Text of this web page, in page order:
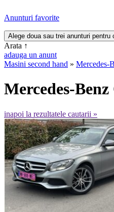
Anunturi favorite
Arata ↑
adauga un anunt
Masini second hand » Mercedes-
Mercedes-Benz
inapoi la rezultatele cautarii »